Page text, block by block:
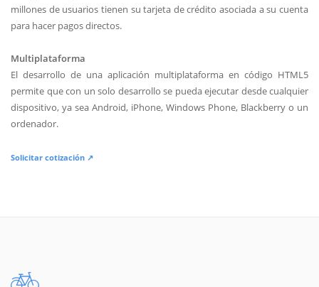
millones de usuarios tienen su tarjeta de crédito asociada a su cuenta
para hacer pagos directos.
Multiplataforma
El desarrollo de una aplicación multiplataforma en código HTML5
permite que con un solo desarrollo se pueda ejecutar desde cualquier
dispositivo, ya sea Android, iPhone, Windows Phone, Blackberry o un
ordenador.
Solicitar cotización ↗